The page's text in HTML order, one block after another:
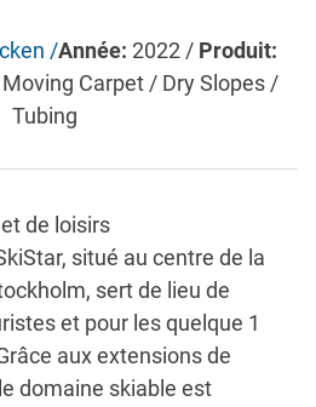
/Année: 2022 / Produit:
Carpet / Dry Slopes /
Tubing
de loisirs
situé au centre de la
sert de lieu de
et pour les quelque 1
aux extensions de
domaine skiable est